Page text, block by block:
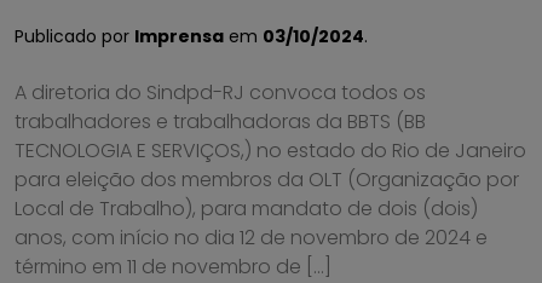
Publicado por Imprensa em 03/10/2024.
A diretoria do Sindpd-RJ convoca todos os
trabalhadores e trabalhadoras da BBTS (BB
TECNOLOGIA E SERVIÇOS,) no estado do Rio de Janeiro
para eleição dos membros da OLT (Organização por
Local de Trabalho), para mandato de dois (dois)
anos, com início no dia 12 de novembro de 2024 e
término em 11 de novembro de […]